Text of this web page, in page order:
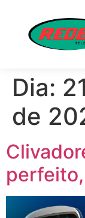
Dia:
de